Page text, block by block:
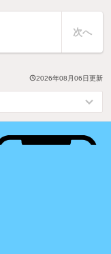
次へ
2026年08月06日更新